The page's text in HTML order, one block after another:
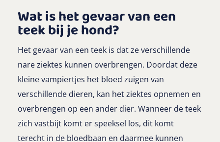
Wat is het gevaar van een
teek bij je hond?
Het gevaar van een teek is dat ze verschillende
nare ziektes kunnen overbrengen. Doordat deze
kleine vampiertjes het bloed zuigen van
verschillende dieren, kan het ziektes opnemen en
overbrengen op een ander dier. Wanneer de teek
zich vastbijt komt er speeksel los, dit komt
terecht in de bloedbaan en daarmee kunnen